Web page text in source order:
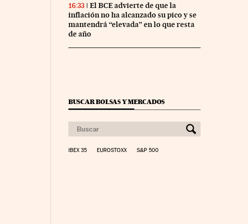
16:33
El BCE advierte de que la
inflación no ha alcanzado su pico y se
mantendrá “elevada” en lo que resta
de año
BUSCAR BOLSAS Y MERCADOS
IBEX 35 EUROSTOXX S&P 500